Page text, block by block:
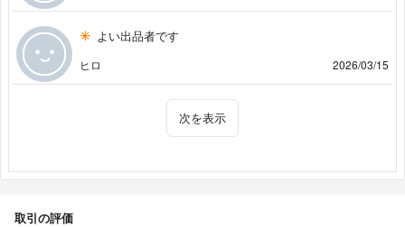
よい出品者です
ヒロ 2026/03/15
次を表示
取引の評価